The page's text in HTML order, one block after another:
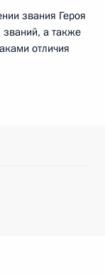
звания Героя
званий, а также
отличия